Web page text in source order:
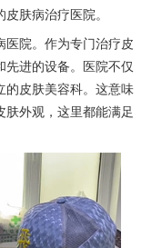
肤病治疗医院。
院。作为专门治疗皮
先进的设备。医院不仅
的皮肤美容科。这意味
肤外观，这里都能满足